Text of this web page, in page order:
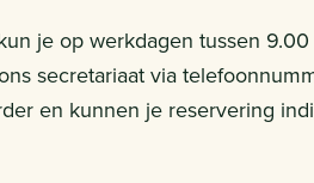
je op werkdagen tussen
secretariaat via
en kunnen je reservering